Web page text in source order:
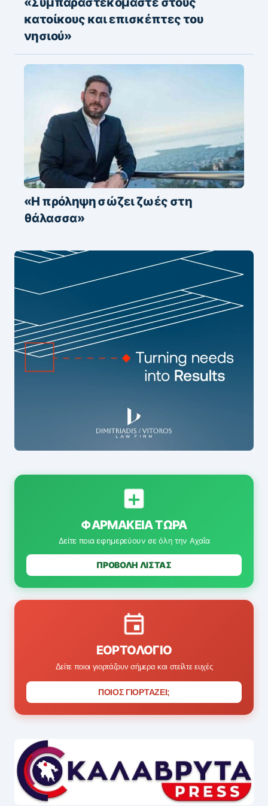
κατοίκους και επισκέπτες του
νησιού»
«Η πρόληψη σώζει ζωές στη
θάλασσα»
ΦΑΡΜΑΚΕΊΑ ΤΏΡΑ
Δείτε ποια εφημερεύουν σε όλη την Αχαΐα
ΠΡΟΒΟΛΗ ΛΙΣΤΑΣ
ΕΟΡΤΟΛΌΓΙΟ
Δείτε ποιοι γιορτάζουν σήμερα και στείλτε ευχές
ΠΟΙΟΣ ΓΙΟΡΤΑΖΕΙ;